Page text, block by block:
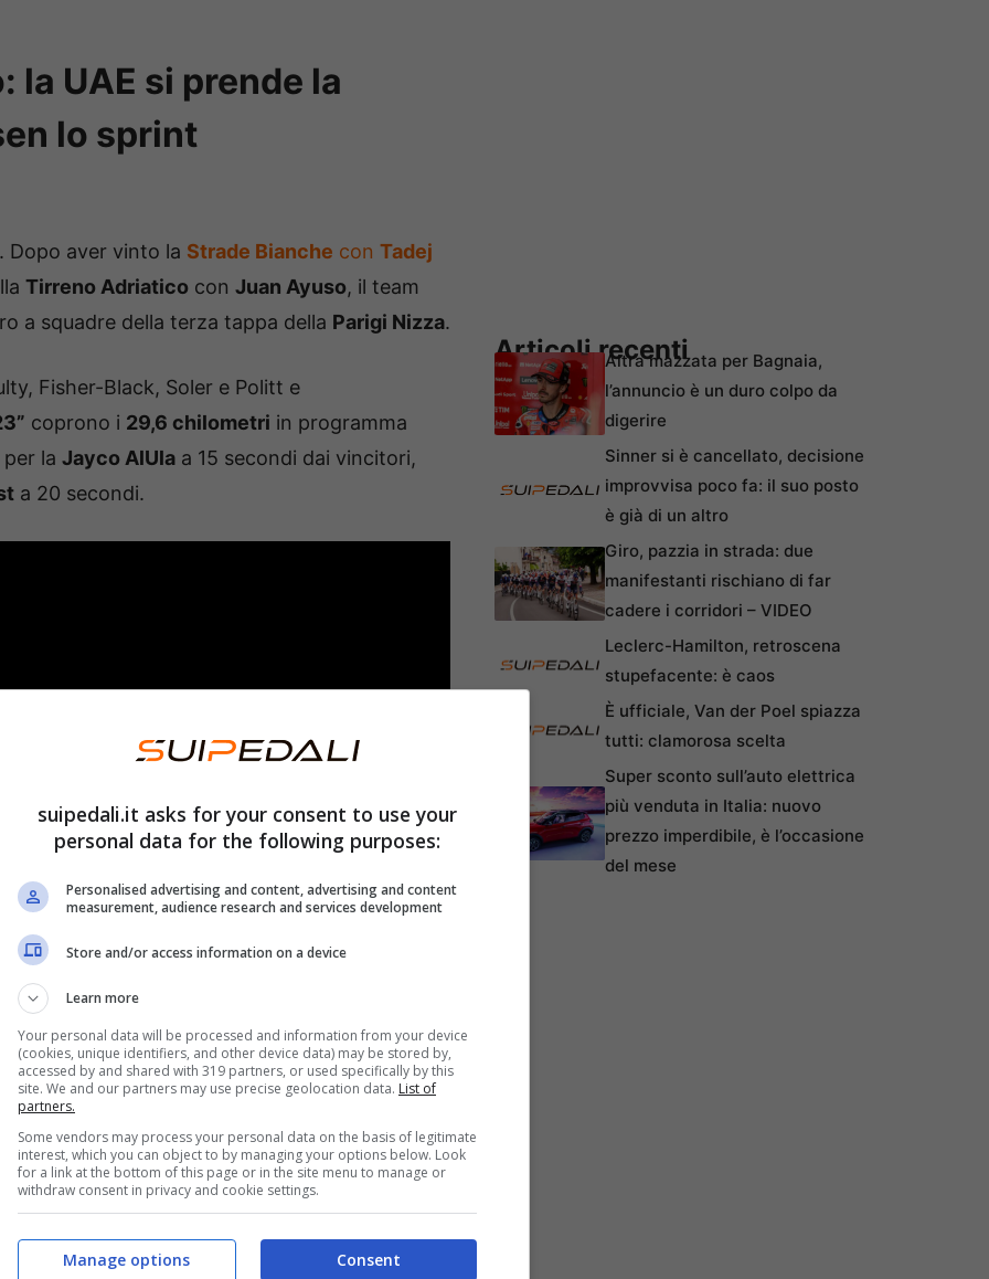
la UAE si prende la
lo sprint
Dopo aver vinto la Strade Bianche con Tadej
Tirreno Adriatico con Juan Ayuso, il team
a squadre della terza tappa della Parigi Nizza.
Fisher-Black, Soler e Politt e
coprono i 29,6 chilometri in programma
la Jayco AlUla a 15 secondi dai vincitori,
a 20 secondi.
Primoz Roglic. La suaBora-hansgroheha corso
in seconda posizione al primo rilevamento
(poi quarta a 22″). Forse, però, una
di gara è stata affrontata con soli tre
undicesimi a 54″.
vince Philipsen
Articoli recentiAltra mazzata per Bagnaia,
l’annuncio è un duro colpo da
digerire
Sinner si è cancellato, decisione
improvvisa poco fa: il suo posto
è già di un altro
Giro, pazzia in strada: due
manifestanti rischiano di far
cadere i corridori – VIDEO
Leclerc-Hamilton, retroscena
stupefacente: è caos
È ufficiale, Van der Poel spiazza
tutti: clamorosa scelta
Super sconto sull’auto elettrica
più venduta in Italia: nuovo
prezzo imperdibile, è l’occasione
del mese
suipedali.it asks for your consent to use your
personal data for the following purposes:
Personalised advertising and content, advertising and content
measurement, audience research and services development
Store and/or access information on a device
Learn more
Your personal data will be processed and information from your device
(cookies, unique identifiers, and other device data) may be stored by,
accessed by and shared with 319 partners, or used specifically by this
site. We and our partners may use precise geolocation data. List of
partners.
Some vendors may process your personal data on the basis of legitimate
interest, which you can object to by managing your options below. Look
for a link at the bottom of this page or in the site menu to manage or
withdraw consent in privacy and cookie settings.
Consent
Manage options